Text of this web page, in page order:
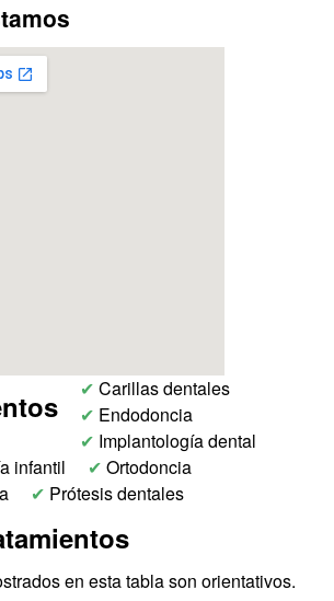
✔ Carillas dentales
✔ Endodoncia
✔ Implantología dental
infantil ✔ Ortodoncia
✔ Prótesis dentales
en esta tabla son orientativos.